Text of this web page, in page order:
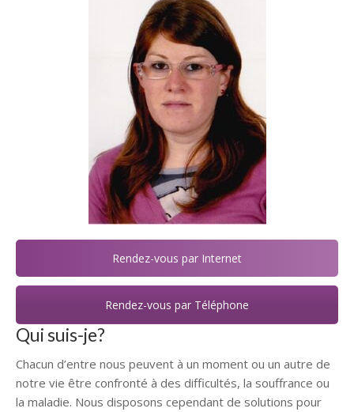
Qui suis-je?
Chacun d’entre nous peuvent à un moment ou un autre de
notre vie être confronté à des difficultés, la souffrance ou
la maladie. Nous disposons cependant de solutions pour
Rendez-vous par Internet
Rendez-vous par Téléphone